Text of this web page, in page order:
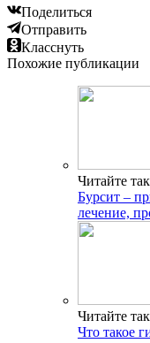
Поделиться
Отправить
Класснуть
Похожие публикации
Читайте
Бурсит –
лечение,
Читайте
Что такое